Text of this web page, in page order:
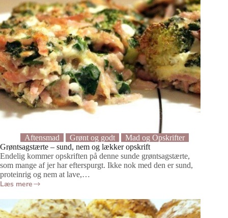
Aftensmad Grønt og godt
Mad og Opskrifter
Grøntsagstærte – sund, nem og lækker opskrift
Endelig kommer opskriften på denne sunde grøntsagstærte,
som mange af jer har efterspurgt. Ikke nok med den er sund,
proteinrig og nem at lave,…
Læs mere
Grøntsagstærte
–
sund,